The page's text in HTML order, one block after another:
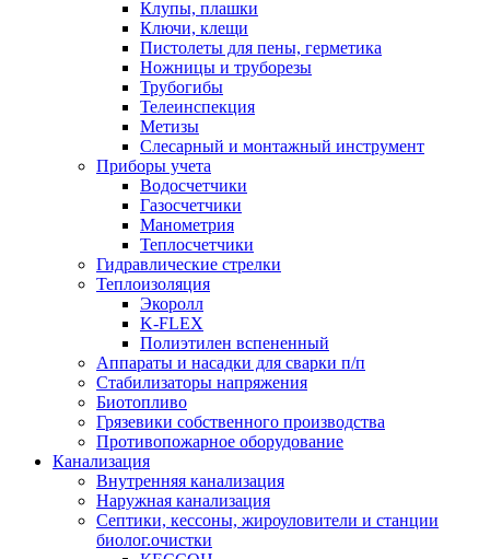
Клупы, плашки
Ключи, клещи
Пистолеты для пены, герметика
Ножницы и труборезы
Трубогибы
Телеинспекция
Метизы
Слесарный и монтажный инструмент
Приборы учета
Водосчетчики
Газосчетчики
Манометрия
Теплосчетчики
Гидравлические стрелки
Теплоизоляция
Экоролл
K-FLEX
Полиэтилен вспененный
Аппараты и насадки для сварки п/п
Стабилизаторы напряжения
Биотопливо
Грязевики собственного производства
Противопожарное оборудование
Канализация
Внутренняя канализация
Наружная канализация
Септики, кессоны, жироуловители и станции
биолог.очистки